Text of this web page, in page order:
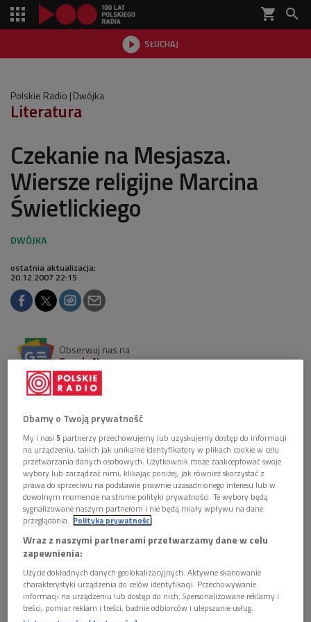
shopping_cart 
 SŁUCHAJ

Polskie Radio Dwójka
Literatura
Czekanie na Mesjasza.
Wiersze religijne Marcina
Świetlickiego
ostatnia aktualizacja:
20.12.2007 22:15
Obserwuj nas na
Google News
Rozmowa z Marcinem Świetlickim i Wojciechem
Bonowiczem o wydanym właśnie tomie
"Nieoczywiste" - wyborze wierszy Marcina
Świetlickiego w układzie Wojciecha Bonowicza.
Wiersze z tego tomu przeczyta Grzegorz Damięcki.
Zaprasza Dorota Gacek
Zobacz więcej na temat: dorota gacek
religia
KULTURA W POLSKIM RADIU:
Biżuteria, która staje się sztuką.
Dbamy o Twoją prywatność
My i nasi5 partnerzy przechowujemy lub uzyskujemy dostęp do informacji
na urządzeniu, takich jak unikalne identyfikatory w plikach cookie w celu
przetwarzania danych osobowych. Użytkownik może zaakceptować swoje
wybory lub zarządzać nimi, klikając poniżej, jak również skorzystać z
prawa do sprzeciwu na podstawie prawnie uzasadnionego interesu lub w
dowolnym momencie na stronie polityki prywatności. Te wybory będą
sygnalizowane naszym partnerom i nie będą miały wpływu na dane
przeglądania. Polityka prywatności
Wraz z naszymi partnerami przetwarzamy dane w celu
zapewnienia:
Użycie dokładnych danych geolokalizacyjnych. Aktywne skanowanie
charakterystyki urządzenia do celów identyfikacji. Przechowywanie
informacji na urządzeniu lub dostęp do nich. Spersonalizowane reklamy i
treści, pomiar reklam i treści, badnie odbiorców i ulepszanie usług.